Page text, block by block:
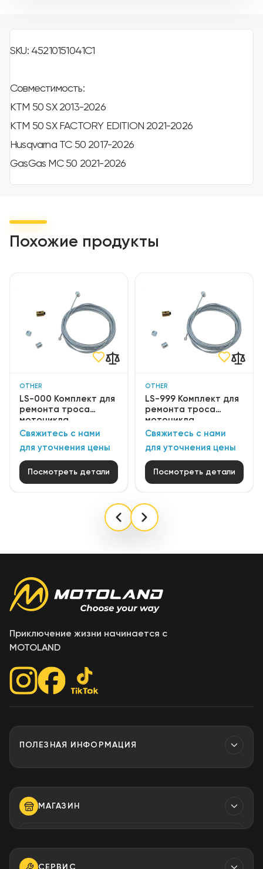
SKU: 45210151041C1
Совместимость:
KTM 50 SX 2013-2026
KTM 50 SX FACTORY EDITION 2021-2026
Husqvarna TC 50 2017-2026
GasGas MC 50 2021-2026
Похожие продукты
OTHER
LS-000 Комплект для
ремонта троса
мотоцикла
Свяжитесь с нами
для уточнения цены
Посмотреть детали
OTHER
LS-999 Комплект для
ремонта троса
мотоцикла
Свяжитесь с нами
для уточнения цены
Посмотреть детали
Приключение жизни начинается с
MOTOLAND
ПОЛЕЗНАЯ ИНФОРМАЦИЯ
МАГАЗИН
+373 79 923 304
+373 79 923 306
СЕРВИС